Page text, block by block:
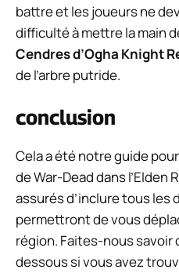
battre et les joueurs ne
difficulté à mettre la main
Cendres d’Ogha Knight
de l’arbre putride.
conclusion
Cela a été notre guide
de War-Dead dans l’Elden
assurés d’inclure tous les
permettront de vous
région. Faites-nous savoir
dessous si vous avez